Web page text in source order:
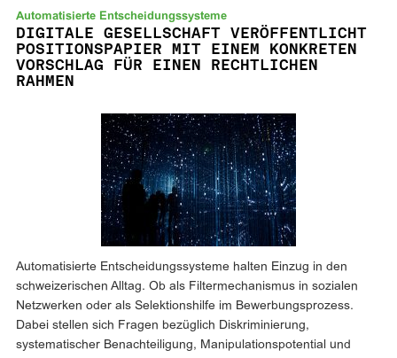
Automatisierte Entscheidungssysteme
DIGITALE GESELLSCHAFT VERÖFFENTLICHT
POSITIONSPAPIER MIT EINEM KONKRETEN
VORSCHLAG FÜR EINEN RECHTLICHEN
RAHMEN
Automatisierte Entscheidungssysteme halten Einzug in den
schweizerischen Alltag. Ob als Filtermechanismus in sozialen
Netzwerken oder als Selektionshilfe im Bewerbungsprozess.
Dabei stellen sich Fragen bezüglich Diskriminierung,
systematischer Benachteiligung, Manipulationspotential und